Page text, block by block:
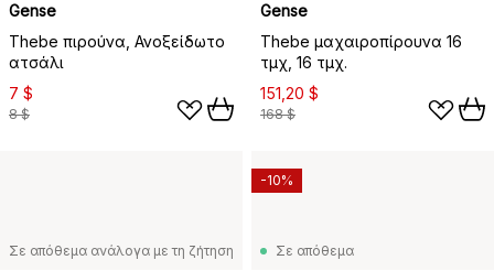
Gense
Thebe πιρούνα, Ανοξείδωτο
ατσάλι
7 $
8 $
Gense
Thebe μαχαιροπίρουνα 16
τμχ, 16 τμχ.
151,20 $
168 $
Σε απόθεμα ανάλογα με τη ζήτηση Σε απόθεμα
-10%